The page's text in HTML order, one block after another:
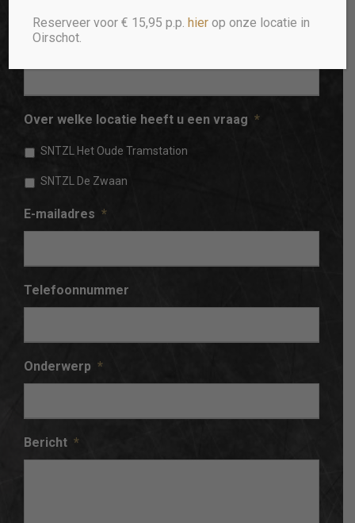
Naam *
Over welke locatie heeft u een vraag *
SNTZL Het Oude Tramstation
SNTZL De Zwaan
E-mailadres *
Telefoonnummer
Onderwerp *
Bericht *
Reserveer voor € 15,95 p.p.hierop onze locatie in
Oirschot.